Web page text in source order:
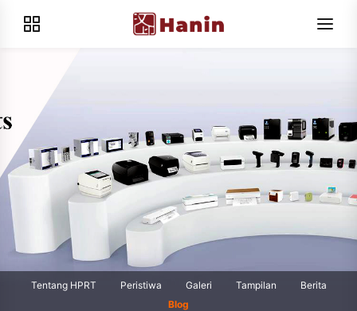
Tentang HPRT Peristiwa Galeri Tampilan
Berita
Blog